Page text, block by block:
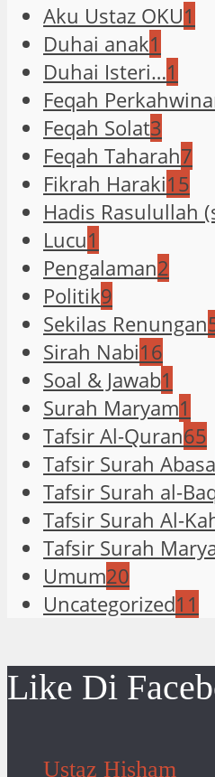
Aku Ustaz OKU1
Duhai anak1
Duhai Isteri…1
Feqah
Feqah Solat3
Feqah Taharah7
Fikrah Haraki15
Hadis Rasulullah
Lucu1
Pengalaman2
Politik9
Sekilas Renungan
Sirah Nabi16
Soal & Jawab1
Surah Maryam1
Tafsir Al-Quran65
Tafsir Surah Abasa
Tafsir Surah al-
Tafsir Surah Al-
Tafsir Surah
Umum20
Uncategorized11
Like Di
Ustaz Hisham